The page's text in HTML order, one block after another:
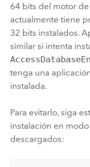
64 bits del motor
actualmente tiene
32 bits instalados.
similar si intenta
tenga una
instalada.
Para evitarlo, siga
instalación en
descargados: